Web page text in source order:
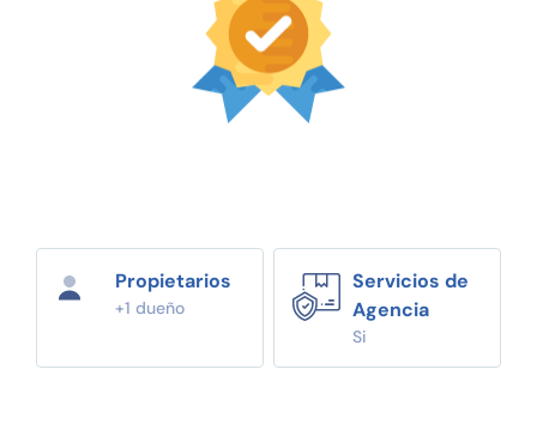
Propietarios
+1 dueño
Servicios de
Agencia
Si